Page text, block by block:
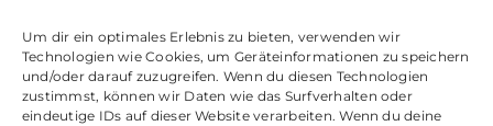
Um dir ein optimales Erlebnis zu bieten, verwenden wir
Technologien wie Cookies, um Geräteinformationen zu speichern
und/oder darauf zuzugreifen. Wenn du diesen Technologien
zustimmst, können wir Daten wie das Surfverhalten oder
eindeutige IDs auf dieser Website verarbeiten. Wenn du deine